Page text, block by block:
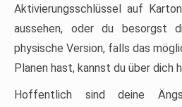
Aktivierungsschlüssel auf
aussehen, oder du besorgst
physische Version, falls das
Planen hast, kannst du über dich
Hoffentlich sind deine